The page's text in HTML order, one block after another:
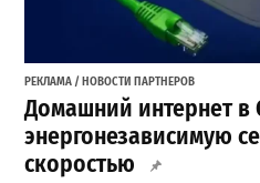
РЕКЛАМА / НОВОСТИ ПАРТНЕРОВ
Домашний интернет в
энергонезависимую
скоростью